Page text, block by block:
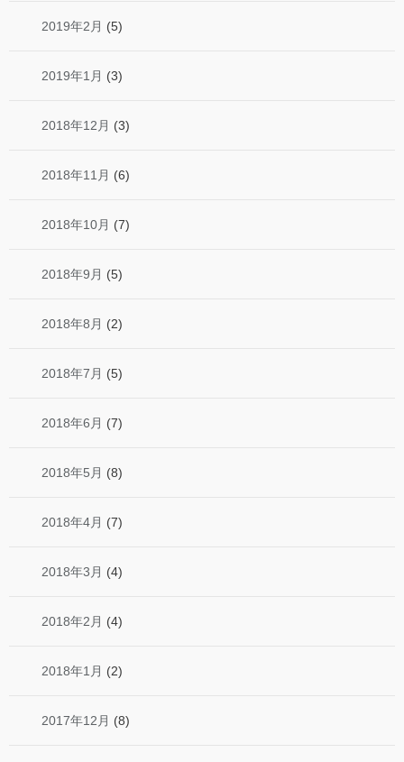
2019年2月 (5)
2019年1月 (3)
2018年12月 (3)
2018年11月 (6)
2018年10月 (7)
2018年9月 (5)
2018年8月 (2)
2018年7月 (5)
2018年6月 (7)
2018年5月 (8)
2018年4月 (7)
2018年3月 (4)
2018年2月 (4)
2018年1月 (2)
2017年12月 (8)